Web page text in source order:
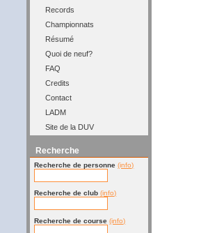
Records
Championnats
Résumé
Quoi de neuf?
FAQ
Credits
Contact
LADM
Site de la DUV
Recherche
Recherche de personne (info)
Recherche de club (info)
Recherche de course (info)